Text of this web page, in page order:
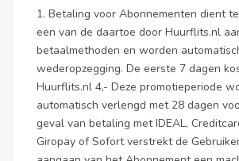
1. Betaling voor Abonnementen dient
een van de daartoe door Huurflits.nl
betaalmethoden en worden
wederopzegging. De eerste 7 dagen
Huurflits.nl 4,- Deze promotieperiode
automatisch verlengd met 28 dagen
geval van betaling met IDEAL,
Giropay of Sofort verstrekt de